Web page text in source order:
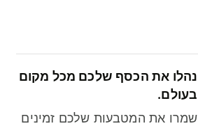
נהלו את הכסף שלכם מכל מקום
בעולם.
שמרו את המטבעות שלכם זמינים